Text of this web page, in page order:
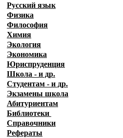
Русский язык
Физика
Философия
Химия
Экология
Экономика
Юриспруденция
Школа - и др.
Студентам - и др.
Экзамены школа
Абитуриентам
Библиотеки
Справочники
Рефераты